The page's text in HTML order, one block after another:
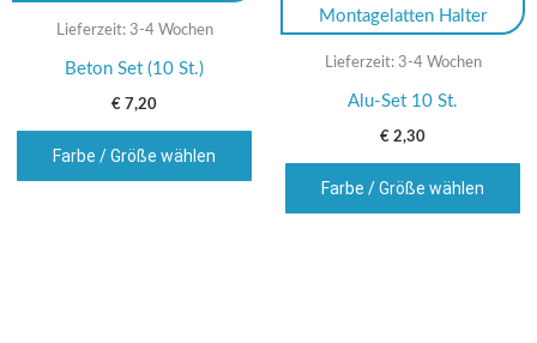
Lieferzeit: 3-4 Wochen
Beton Set (10 St.)
€ 7,20
Farbe / Größe wählen
Lieferzeit: 3-4 Wochen
Alu-Set 10 St.
€ 2,30
Farbe / Größe wählen